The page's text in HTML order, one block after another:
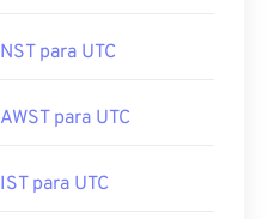
NST para UTC
AWST para UTC
IST para UTC